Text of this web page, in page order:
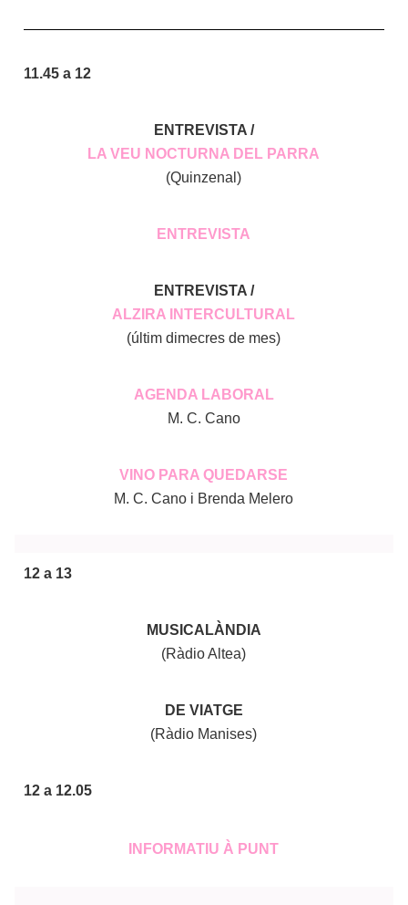
11.45 a 12
ENTREVISTA /
LA VEU NOCTURNA DEL PARRA
(Quinzenal)
ENTREVISTA
ENTREVISTA /
ALZIRA INTERCULTURAL
(últim dimecres de mes)
AGENDA LABORAL
M. C. Cano
VINO PARA QUEDARSE
M. C. Cano i Brenda Melero
12 a 13
MUSICALÀNDIA
(Ràdio Altea)
DE VIATGE
(Ràdio Manises)
12 a 12.05
INFORMATIU À PUNT